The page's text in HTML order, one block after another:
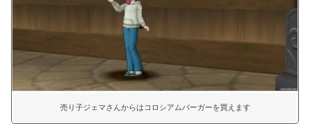
売り子ジェマさんからはコロシアムバーガーを買えます